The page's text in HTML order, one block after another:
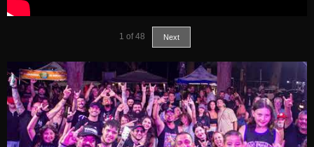
1 of 48 Next